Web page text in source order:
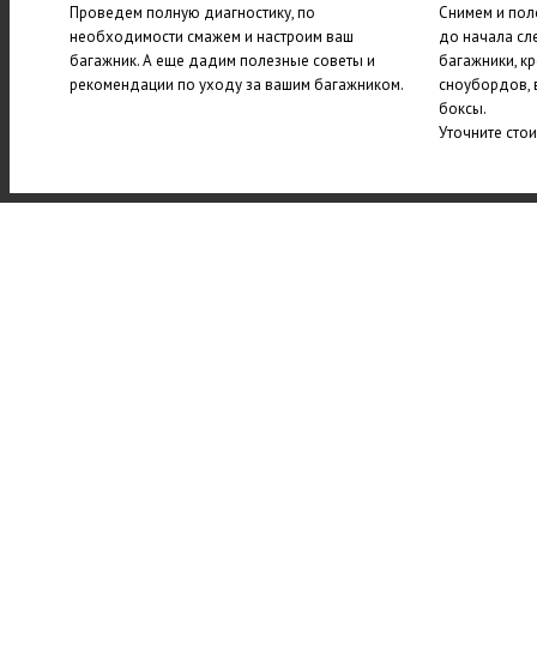
Проведем полную диагностику, по
необходимости смажем и настроим ваш
багажник. А еще дадим полезные советы и
рекомендации по уходу за вашим багажником.
Снимем и
до начала
багажники,
сноубордов,
боксы.
Уточните